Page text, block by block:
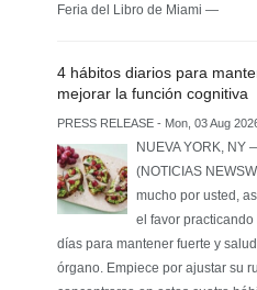
Feria del Libro de Miami —
4 hábitos diarios para
mejorar la función cognitiva
PRESS RELEASE - Mon, 03 Aug
NUEVA YORK,
(NOTICIAS
mucho por usted,
el favor
días para mantener fuerte y
órgano. Empiece por ajustar su